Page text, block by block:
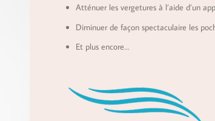
Atténuer les vergetures à l’aide d’un
Diminuer de façon spectaculaire les
Et plus encore…